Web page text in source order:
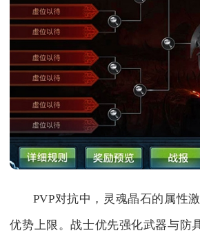
PVP对抗中，灵魂晶石的属性
优势上限。战士优先强化武器与防